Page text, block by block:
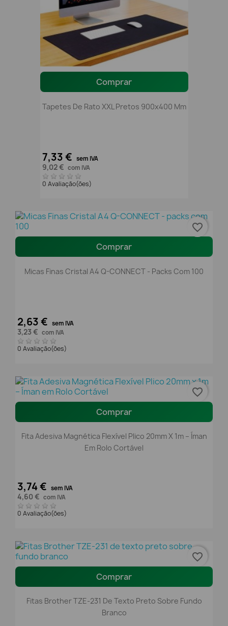
Comprar
Tapetes De Rato XXL Pretos 900x400 Mm
7,33 € sem IVA
9,02 € com IVA
0 Avaliação(ões)
Comprar
Micas Finas Cristal A4 Q-CONNECT - Packs Com 100
2,63 € sem IVA
3,23 € com IVA
0 Avaliação(ões)
favorite_border
Comprar
Fita Adesiva Magnética Flexível Plico 20mm X 1m – Íman
Em Rolo Cortável
3,74 € sem IVA
4,60 € com IVA
0 Avaliação(ões)
favorite_border
Comprar
Fitas Brother TZE-231 De Texto Preto Sobre Fundo
Branco
favorite_border